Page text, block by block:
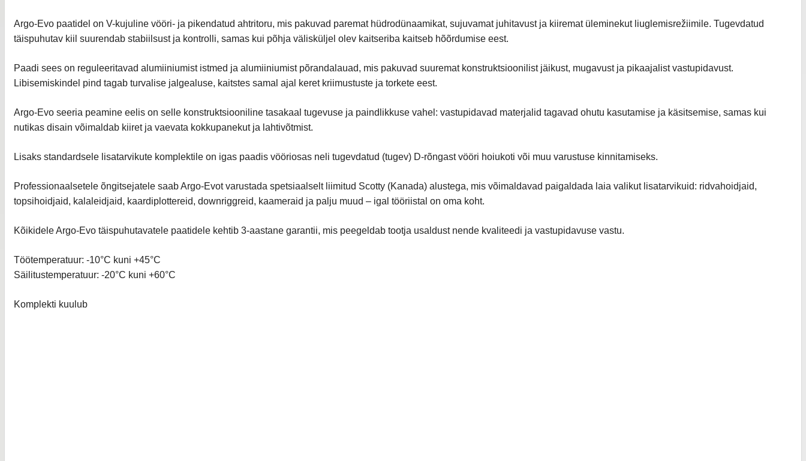
Argo-Evo paatidel on V-kujuline vööri- ja pikendatud ahtritoru, mis pakuvad paremat hüdrodünaamikat, sujuvamat juhitavust ja kiiremat üleminekut liuglemisrežiimile. Tugevdatud
täispuhutav kiil suurendab stabiilsust ja kontrolli, samas kui põhja välisküljel olev kaitseriba kaitseb hõõrdumise eest.
Paadi sees on reguleeritavad alumiiniumist istmed ja alumiiniumist põrandalauad, mis pakuvad suuremat konstruktsioonilist jäikust, mugavust ja pikaajalist vastupidavust.
Libisemiskindel pind tagab turvalise jalgealuse, kaitstes samal ajal keret kriimustuste ja torkete eest.
Argo-Evo seeria peamine eelis on selle konstruktsiooniline tasakaal tugevuse ja paindlikkuse vahel: vastupidavad materjalid tagavad ohutu kasutamise ja käsitsemise, samas kui
nutikas disain võimaldab kiiret ja vaevata kokkupanekut ja lahtivõtmist.
Lisaks standardsele lisatarvikute komplektile on igas paadis vööriosas neli tugevdatud (tugev) D-rõngast vööri hoiukoti või muu varustuse kinnitamiseks.
Professionaalsetele õngitsejatele saab Argo-Evot varustada spetsiaalselt liimitud Scotty (Kanada) alustega, mis võimaldavad paigaldada laia valikut lisatarvikuid: ridvahoidjaid,
topsihoidjaid, kalaleidjaid, kaardiplottereid, downriggreid, kaameraid ja palju muud – igal tööriistal on oma koht.
Kõikidele Argo-Evo täispuhutavatele paatidele kehtib 3-aastane garantii, mis peegeldab tootja usaldust nende kvaliteedi ja vastupidavuse vastu.
Töötemperatuur: -10°C kuni +45°C
Säilitustemperatuur: -20°C kuni +60°C
Komplekti kuulub